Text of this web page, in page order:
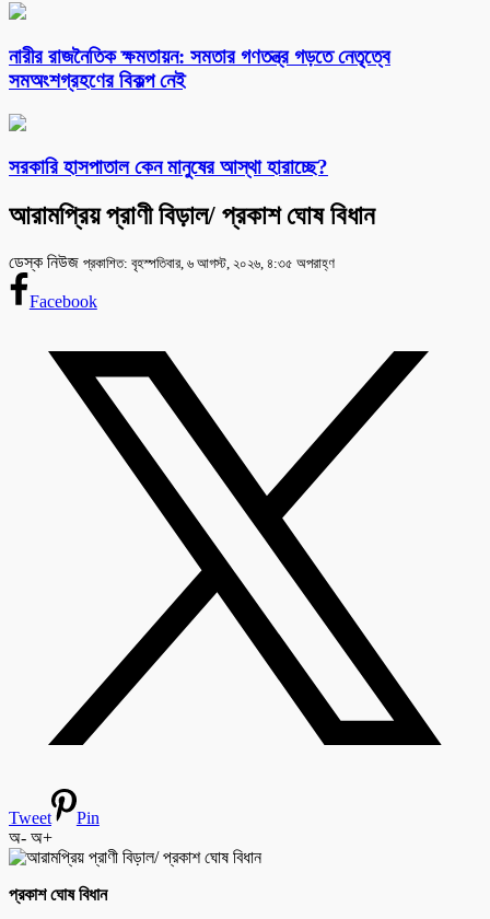
নারীর রাজনৈতিক ক্ষমতায়ন: সমতার গণতন্ত্র গড়তে নেতৃত্বে
সমঅংশগ্রহণের বিকল্প নেই
সরকারি হাসপাতাল কেন মানুষের আস্থা হারাচ্ছে?
আরামপ্রিয় প্রাণী বিড়াল/ প্রকাশ ঘোষ বিধান
ডেস্ক নিউজ প্রকাশিত: বৃহস্পতিবার, ৬ আগস্ট, ২০২৬, ৪:৩৫ অপরাহ্ণ
Facebook
Tweet
Pin
অ- অ+
প্রকাশ ঘোষ বিধান